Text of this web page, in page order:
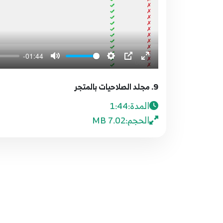
-01:44
9. مجلد الصلاحيات بالمتجر
المدة:1:44
الحجم:7.02 MB